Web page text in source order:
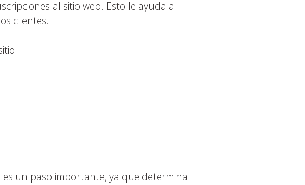
al sitio web. Esto le ayuda a
clientes.
un paso importante, ya que determina